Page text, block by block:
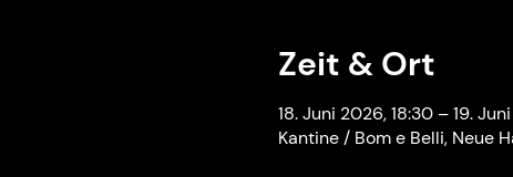
Zeit & Ort
18. Juni 2026, 18:30 – 19.
Kantine / Bom e Belli, Neue